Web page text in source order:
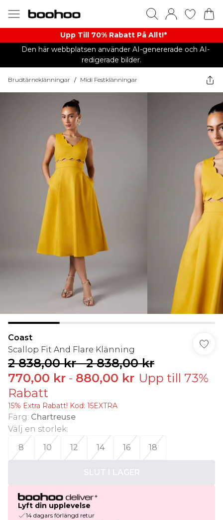
Upp Till 70% Rabatt På Allt!*
Den här webbplatsen använder AI-genererade och AI-
redigerade bilder.
Brudtärneklänningar / Midi Festklänningar
Coast
Scallop Fit And Flare Klänning
2 838,00 kr-2 838,00 kr
770,00 kr - 880,00 kr Upp till 73%
Rabatt
15% Extra Rabatt! Kod: 15EXTRA
Färg: Chartreuse
Välj en storlek:
8
10 12 14 16 18
SLUT I LAGER
Lyft din upplevelse
14 dagars förlängd retur